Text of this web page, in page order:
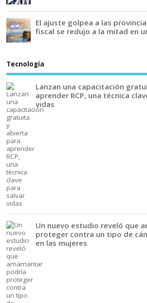
El ajuste golpea a las
fiscal se redujo a la mitad en
Tecnología
Lanzan una capacitación
aprender RCP, una técnica
vidas
Un nuevo estudio reveló que
proteger contra un tipo de
en las mujeres